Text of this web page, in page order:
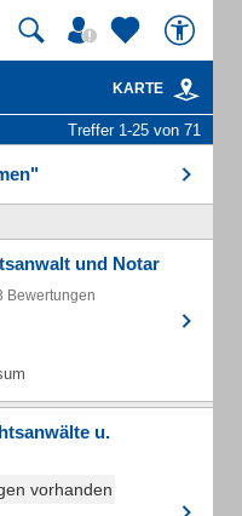
KARTE
Treffer 1-25 von 71
und Notar
Bewertungen
u.
vorhanden